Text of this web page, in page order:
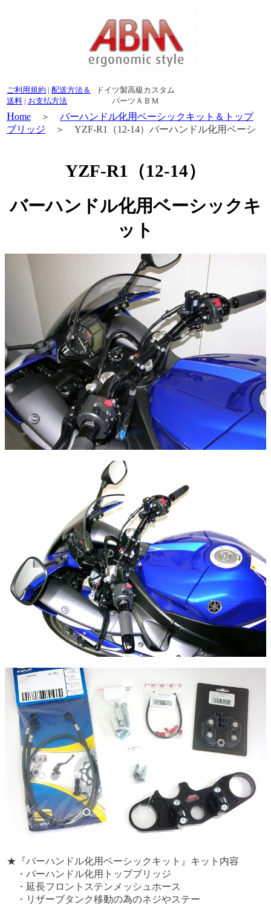
ご利用規約 | 配送方法＆
送料 | お支払方法
ドイツ製高級カスタム
パーツＡＢＭ
Home ＞ バーハンドル化用ベーシックキット＆トップ
ブリッジ ＞ YZF-R1（12-14）バーハンドル化用ベーシ
YZF-R1（12-14）
バーハンドル化用ベーシックキ
ット
★『バーハンドル化用ベーシックキット』キット内容
・バーハンドル化用トップブリッジ
・延長フロントステンメッシュホース
・リザーブタンク移動の為のネジやステー